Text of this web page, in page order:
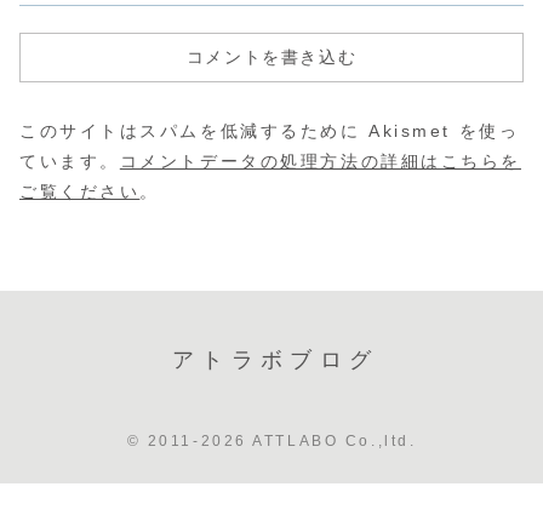
コメントを書き込む
このサイトはスパムを低減するために Akismet を使っ
ています。
コメントデータの処理方法の詳細はこちらを
ご覧ください 。
アトラボブログ
© 2011-2026 ATTLABO Co.,ltd.